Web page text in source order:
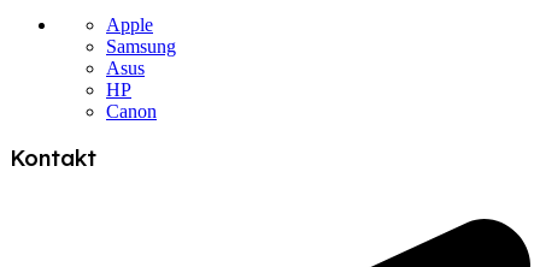
Apple
Samsung
Asus
HP
Canon
Kontakt